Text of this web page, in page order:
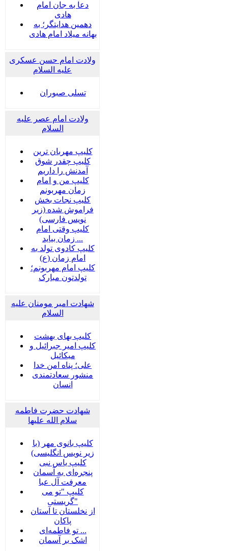
دعا به جان امام
هادی
دهمین هدایتگر؛ به
بهانه میلاد امام هادی
ولادت امام حسن عسکری
علیه السلام
تسلی صبوران
ولادت امام عصر علیه
السلام
کلیپ مهربان ترین
کلیپ چقدر شوق
آمدنش را داریم
کلیپ من و امام
زمان مهربونم
کلیپ نجات بخش
فراموش شده (زیر
نویس فارسی)
کلیپ وقتی امام
زمان بیاید ...
کلیپ کادوی تولد به
امام زمان (ع)
کلیپ امام مهربونم؛
تولدتون مبارک
شهادت امیر مومنان علیه
السلام
کلیپ بهای بهشت
کلیپ امیر جبرائیل و
میکائیل
علی؛ پناه امن خدا
منشور سعادتمندی
انسان
شهادت حضرت فاطمه
سلام الله علیها
کلیپ بانوی مهر (با
زیر نویس انگلیسی)
کلیپ یاس نبی
پنجره‌ای به آسمان
معرفت آل عبا
کلیپ "تو می
گریستی"
از نخلستان تا آستان
پاکان
تو فاطمه‌ای ...
اشک بر آسمان